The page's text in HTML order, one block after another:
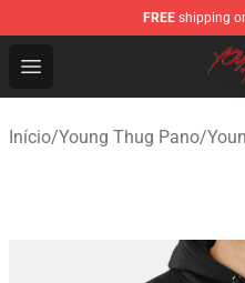
FREE shipping
Open menu
Young Thug Shop -
Início/Young Thug Pano/